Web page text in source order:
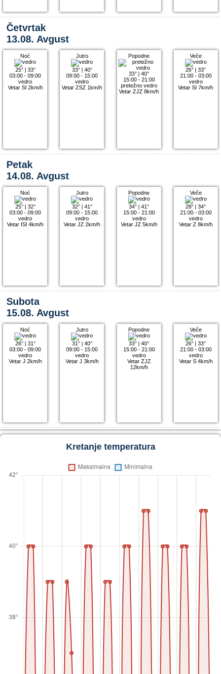
Četvrtak
13.08. Avgust
Noć
25°| 33°
03:00 - 09:00
vedro
Vetar SI 2km/h
Jutro
33°| 40°
09:00 - 15:00
vedro
Vetar ZSZ 1km/h
Popodne
33° |40°
15:00 - 21:00
pretežno vedro
Vetar ZJZ 8km/h
Veče
26° |33°
21:00 - 03:00
vedro
Vetar SI 7km/h
Petak
14.08. Avgust
Noć
25°| 32°
03:00 - 09:00
vedro
Vetar ISI 4km/h
Jutro
32°| 41°
09:00 - 15:00
vedro
Vetar JZ 2km/h
Popodne
34° |41°
15:00 - 21:00
vedro
Vetar JZ 5km/h
Veče
28° |34°
21:00 - 03:00
vedro
Vetar Z 8km/h
Subota
15.08. Avgust
Noć
26°| 31°
03:00 - 09:00
vedro
Vetar J 2km/h
Jutro
31°| 40°
09:00 - 15:00
vedro
Vetar J 3km/h
Popodne
33° |40°
15:00 - 21:00
vedro
Vetar ZJZ
12km/h
Veče
26° |33°
21:00 - 03:00
vedro
Vetar S 4km/h
Kretanje temperatura